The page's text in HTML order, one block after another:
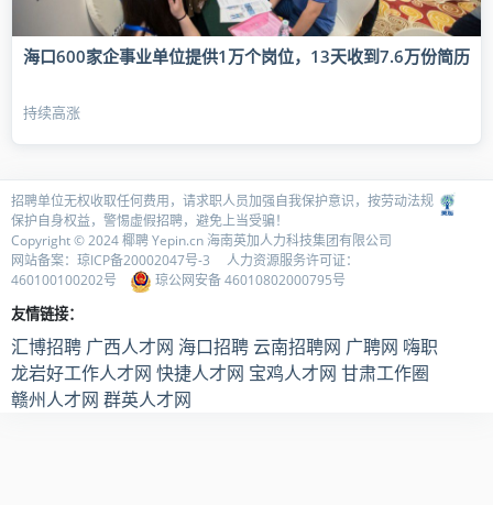
海口600家企事业单位提供1万个岗位，13天收到7.6万份简历
持续高涨
招聘单位无权收取任何费用，请求职人员加强自我保护意识，按劳动法规
保护自身权益，警惕虚假招聘，避免上当受骗！
Copyright © 2024 椰聘Yepin.cn 海南英加人力科技集团有限公司
网站备案： 琼ICP备20002047号-3
人力资源服务许可证：
460100100202号
琼公网安备 46010802000795号
友情链接：
汇博招聘 广西人才网 海口招聘 云南招聘网 广聘网 嗨职
龙岩好工作人才网 快捷人才网 宝鸡人才网 甘肃工作圈
赣州人才网 群英人才网